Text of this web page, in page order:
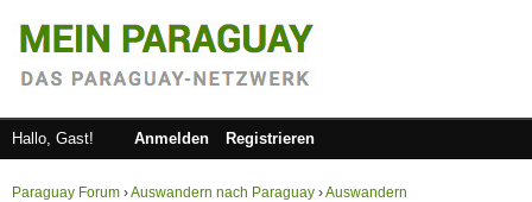
Hallo, Gast! Anmelden Registrieren
Paraguay Forum ›Auswandern nach Paraguay ›Auswandern